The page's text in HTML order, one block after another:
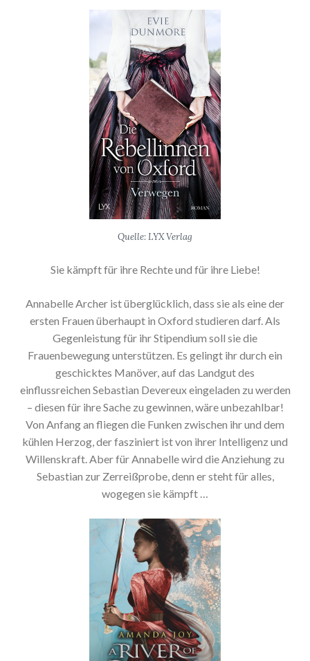
Quelle: LYX Verlag
Sie kämpft für ihre Rechte und für ihre Liebe!
Annabelle Archer ist überglücklich, dass sie als eine der
ersten Frauen überhaupt in Oxford studieren darf. Als
Gegenleistung für ihr Stipendium soll sie die
Frauenbewegung unterstützen. Es gelingt ihr durch ein
geschicktes Manöver, auf das Landgut des
einflussreichen Sebastian Devereux eingeladen zu werden
– diesen für ihre Sache zu gewinnen, wäre unbezahlbar!
Von Anfang an fliegen die Funken zwischen ihr und dem
kühlen Herzog, der fasziniert ist von ihrer Intelligenz und
Willenskraft. Aber für Annabelle wird die Anziehung zu
Sebastian zur Zerreißprobe, denn er steht für alles,
wogegen sie kämpft …